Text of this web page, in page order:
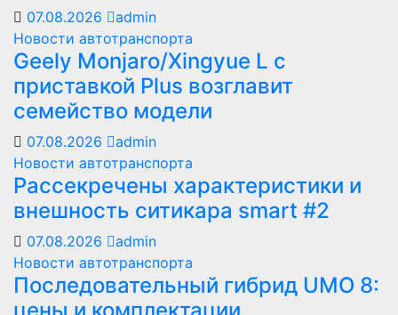
07.08.2026
admin
Новости автотранспорта
Geely Monjaro/Xingyue L с
приставкой Plus возглавит
семейство модели
07.08.2026
admin
Новости автотранспорта
Рассекречены характеристики и
внешность ситикара smart #2
07.08.2026
admin
Новости автотранспорта
Последовательный гибрид UMO 8: